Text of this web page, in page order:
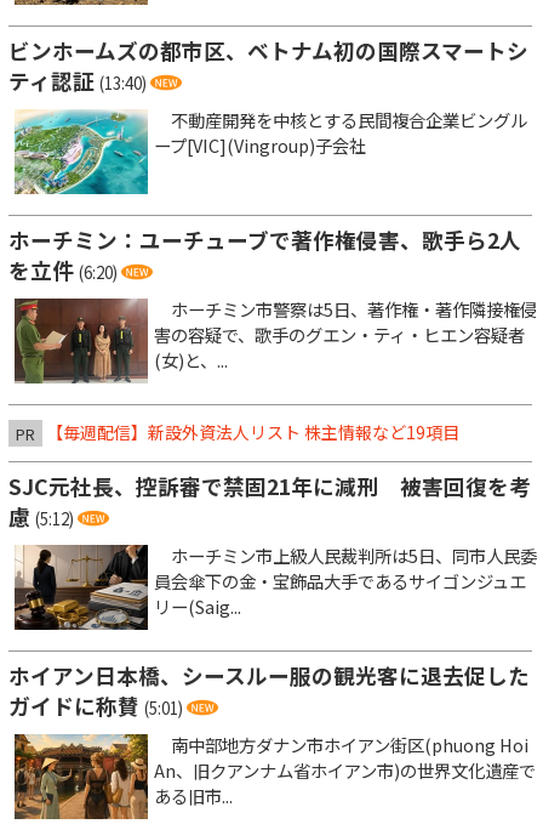
ビンホームズの都市区、ベトナム初の国際スマートシ
ティ認証 (13:40)
不動産開発を中核とする民間複合企業ビングル
ープ[VIC](Vingroup)子会社
ホーチミン：ユーチューブで著作権侵害、歌手ら2人
を立件 (6:20)
ホーチミン市警察は5日、著作権・著作隣接権侵
害の容疑で、歌手のグエン・ティ・ヒエン容疑者
(女)と、...
PR 【毎週配信】新設外資法人リスト 株主情報など19項目
SJC元社長、控訴審で禁固21年に減刑 被害回復を考
慮 (5:12)
ホーチミン市上級人民裁判所は5日、同市人民委
員会傘下の金・宝飾品大手であるサイゴンジュエ
リー(Saig...
ホイアン日本橋、シースルー服の観光客に退去促した
ガイドに称賛 (5:01)
南中部地方ダナン市ホイアン街区(phuong Hoi
An、旧クアンナム省ホイアン市)の世界文化遺産で
ある旧市...